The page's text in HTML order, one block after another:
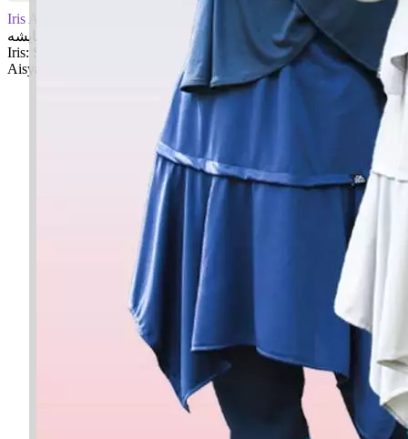
Iris Aisya
أيريس عايشه
Iris: Sejenis bunga
Aisya: Hidup bahagia, Nama isteri Rasulullah SAW
✚ Baju Baby Custom Nama 'Iris Aisya'